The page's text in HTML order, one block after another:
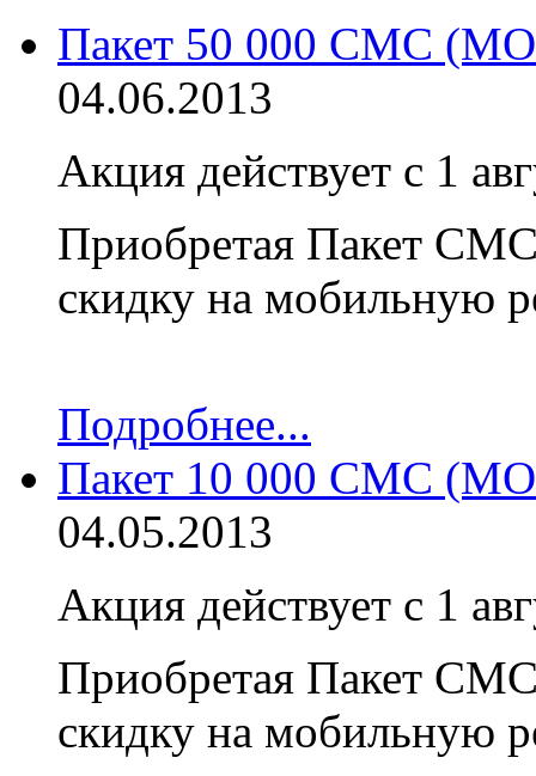
Пакет 50 000 СМС
04.06.2013
Акция действует с 1
Приобретая Пакет
скидку на мобильную
Подробнее...
Пакет 10 000 СМС
04.05.2013
Акция действует с 1
Приобретая Пакет
скидку на мобильную